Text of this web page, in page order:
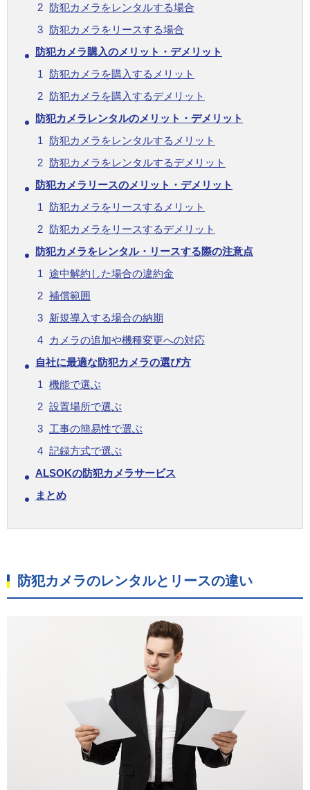
防犯カメラをレンタルする場合
防犯カメラをリースする場合
防犯カメラ購入のメリット・デメリット
防犯カメラを購入するメリット
防犯カメラを購入するデメリット
防犯カメラレンタルのメリット・デメリット
防犯カメラをレンタルするメリット
防犯カメラをレンタルするデメリット
防犯カメラリースのメリット・デメリット
防犯カメラをリースするメリット
防犯カメラをリースするデメリット
防犯カメラをレンタル・リースする際の注意点
途中解約した場合の違約金
補償範囲
新規導入する場合の納期
カメラの追加や機種変更への対応
自社に最適な防犯カメラの選び方
機能で選ぶ
設置場所で選ぶ
工事の簡易性で選ぶ
記録方式で選ぶ
ALSOKの防犯カメラサービス
まとめ
防犯カメラのレンタルとリースの違い